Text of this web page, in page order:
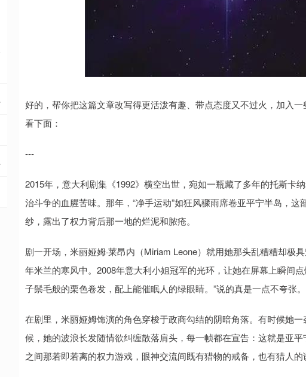
好的，帮你把这篇文章改写得更活泼有趣、带点态度又不过火，加入
看下面：
---
2015年，意大利剧集《1992》横空出世，宛如一瓶藏了多年的托斯
治斗争的血腥苦味。那年，“净手运动”如狂风骤雨席卷亚平宁半岛，
纱，露出了权力背后那一地的烂泥和脓疮。
剧一开场，米丽娅姆·莱昂内（Miriam Leone）就用她那头乱糟糟却极
年米兰的寒风中。2008年意大利小姐冠军的光环，让她在屏幕上瞬间
子鬃毛般的栗色卷发，配上能催眠人的绿眼睛。”说的真是一点不夸张。
在剧里，米丽娅姆饰演的角色穿梭于政商勾结的阴暗角落。有时候她
候，她的波浪长发随情欲纠缠散落肩头，每一帧都在宣告：这就是亚
之间那若即若离的权力游戏，眼神交流间既有猎物的戒备，也有猎人的